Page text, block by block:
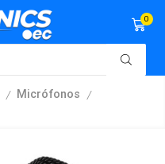
0
/ Micrófonos /